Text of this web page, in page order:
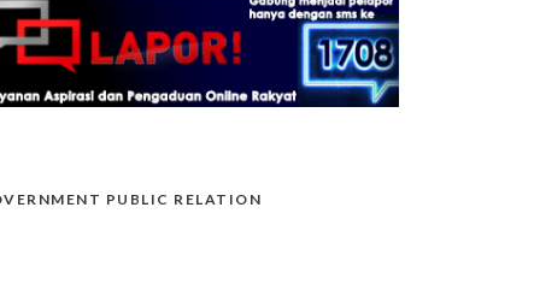
PUBLIC RELATION